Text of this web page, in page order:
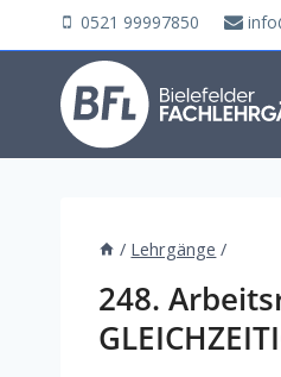
Inhalt
springen
0521 99997850
/ Lehrgänge /
248.